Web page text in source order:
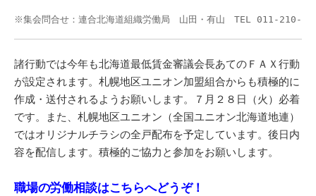
※集会問合せ：連合北海道組織労働局　山田・有山　TEL 011-210-
諸行動では今年も北海道最低賃金審議会長あてのＦＡＸ行動
が設定されます。札幌地区ユニオン加盟組合からも積極的に
作成・送付されるようお願いします。７月２８日（火）必着
です。また、札幌地区ユニオン（全国ユニオン北海道地連）
ではオリジナルチラシの全戸配布を予定しています。後日内
容を配信します。積極的ご協力と参加をお願いします。
職場の労働相談はこちらへどうぞ！